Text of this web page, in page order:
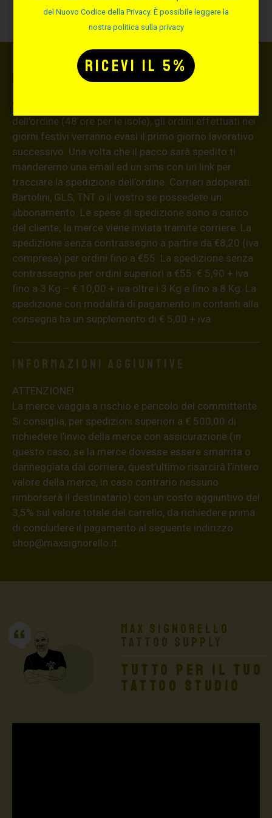
alla parte superiore del cuscino
Spedizione
Consegna in 24 ore lavorative dal ricevimento
dell’ordine (48 ore per le isole), gli ordini effettuati nei
giorni festivi verranno evasi il primo giorno lavorativo
successivo. Una volta che il pacco sarà spedito ti
manderemo una email ed un sms con un link per
tracciare la spedizione dell’ordine. Corrieri adoperati:
Bartolini, GLS, TNT o il vostro se possedete un
abbonamento. Le spese di spedizione sono a carico
del cliente; la merce viene inviata tramite corriere. La
spedizione senza contrassegno a partire da €8,20 (iva
compresa) per ordini fino a €55. La spedizione senza
contrassegno per ordini superiori a €55: € 5,90 + iva
fino a 3 Kg – € 10,00 + iva oltre i 3 Kg e fino a 8 Kg. La
spedizione con modalità di pagamento in contanti alla
consegna ha un supplemento di € 5,00 + iva.
Informazioni aggiuntive
ATTENZIONE!
La merce viaggia a rischio e pericolo del committente.
Si consiglia, per spedizioni superiori a € 500,00 di
richiedere l’invio della merce con assicurazione (in
questo caso, se la merce dovesse essere smarrita o
danneggiata dal corriere, quest’ultimo risarcirà l’intero
valore della merce, in caso contrario nessuno
rimborserà il destinatario) con un costo aggiuntivo del
3,5% sul valore totale del carrello, da richiedere prima
di concludere il pagamento al seguente indirizzo:
shop@maxsignorello.it
Max Signorello
Tattoo Supply
TUTTO PER IL TUO
TATTOO STUDIO
del Nuovo Codice della Privacy. È possibile leggere la
nostra politica sulla privacy